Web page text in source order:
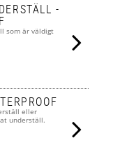
-
som är väldigt
eller
underställ.